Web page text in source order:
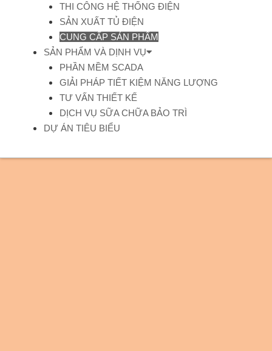
THI CÔNG HỆ THỐNG ĐIỆN
SẢN XUẤT TỦ ĐIỆN
CUNG CẤP SẢN PHẨM
SẢN PHẨM VÀ DỊNH VỤ
PHẦN MỀM SCADA
GIẢI PHÁP TIẾT KIỆM NĂNG LƯỢNG
TƯ VẤN THIẾT KẾ
DỊCH VỤ SỮA CHỮA BẢO TRÌ
DỰ ÁN TIÊU BIỂU